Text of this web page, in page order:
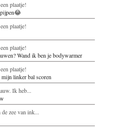
plaatje!
plaatje!
plaatje!
Wand ik ben je bodywarmer
plaatje!
linker bal scoren
Ik heb...
zee van ink...